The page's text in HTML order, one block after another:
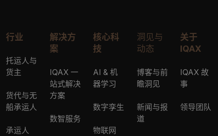
行业
托运人与
货主
货代与无
船承运人
承运人
解决方
案
IQAX 一
站式解决
方案
数智服务
核心科
技
AI & 机
器学习
数字孪生
物联网
洞见与
动态
博客与前
瞻洞见
新闻与报
道
关于
IQAX
IQAX 故
事
领导团队